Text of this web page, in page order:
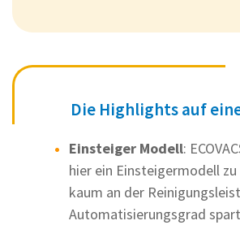
Die Highlights auf
Einsteiger Modell:
hier ein Einsteigermodell
kaum an der
Automatisierungsgrad spart